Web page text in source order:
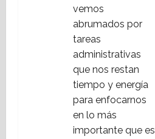
vemos
abrumados por
tareas
administrativas
que nos restan
tiempo y energía
para enfocarnos
en lo más
importante que es